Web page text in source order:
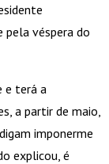
pela véspera do
e terá a
a partir de maio,
imponerme
explicou, é